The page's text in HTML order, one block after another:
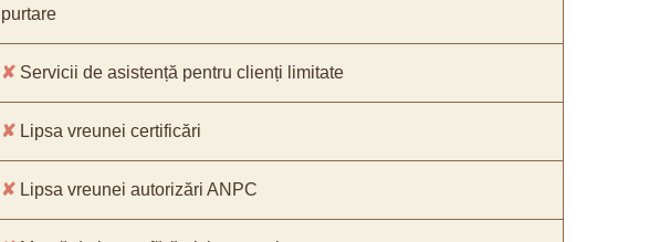
purtare
✘ Servicii de asistență pentru clienți limitate
✘ Lipsa vreunei certificări
✘ Lipsa vreunei autorizări ANPC